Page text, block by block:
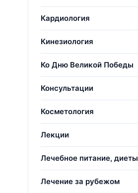
Кардиология
Кинезиология
Ко Дню Великой Победы
Консультации
Косметология
Лекции
Лечебное питание, диеты
Лечение за рубежом